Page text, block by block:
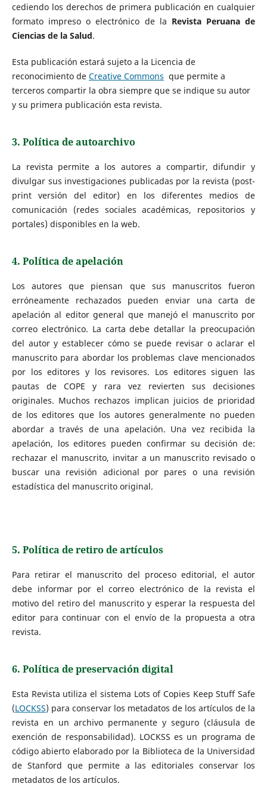
cediendo los derechos de primera publicación en cualquier
formato impreso o electrónico de la Revista Peruana de
Ciencias de la Salud.
Esta publicación estará sujeto a la Licencia de
reconocimiento de Creative Commons que permite a
terceros compartir la obra siempre que se indique su autor
y su primera publicación esta revista.
3. Política de autoarchivo
La revista permite a los autores a compartir, difundir y
divulgar sus investigaciones publicadas por la revista (post-
print versión del editor) en los diferentes medios de
comunicación (redes sociales académicas, repositorios y
portales) disponibles en la web.
4. Política de apelación
Los autores que piensan que sus manuscritos fueron
erróneamente rechazados pueden enviar una carta de
apelación al editor general que manejó el manuscrito por
correo electrónico. La carta debe detallar la preocupación
del autor y establecer cómo se puede revisar o aclarar el
manuscrito para abordar los problemas clave mencionados
por los editores y los revisores. Los editores siguen las
pautas de COPE y rara vez revierten sus decisiones
originales. Muchos rechazos implican juicios de prioridad
de los editores que los autores generalmente no pueden
abordar a través de una apelación. Una vez recibida la
apelación, los editores pueden confirmar su decisión de:
rechazar el manuscrito, invitar a un manuscrito revisado o
buscar una revisión adicional por pares o una revisión
estadística del manuscrito original.
5. Política de retiro de artículos
Para retirar el manuscrito del proceso editorial, el autor
debe informar por el correo electrónico de la revista el
motivo del retiro del manuscrito y esperar la respuesta del
editor para continuar con el envío de la propuesta a otra
revista.
6. Política de preservación digital
Esta Revista utiliza el sistema Lots of Copies Keep Stuff Safe
(LOCKSS) para conservar los metadatos de los artículos de la
revista en un archivo permanente y seguro (cláusula de
exención de responsabilidad). LOCKSS es un programa de
código abierto elaborado por la Biblioteca de la Universidad
de Stanford que permite a las editoriales conservar los
metadatos de los artículos.